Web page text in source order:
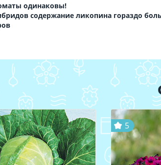
одинаковы!
содержание ликопина гораздо
5